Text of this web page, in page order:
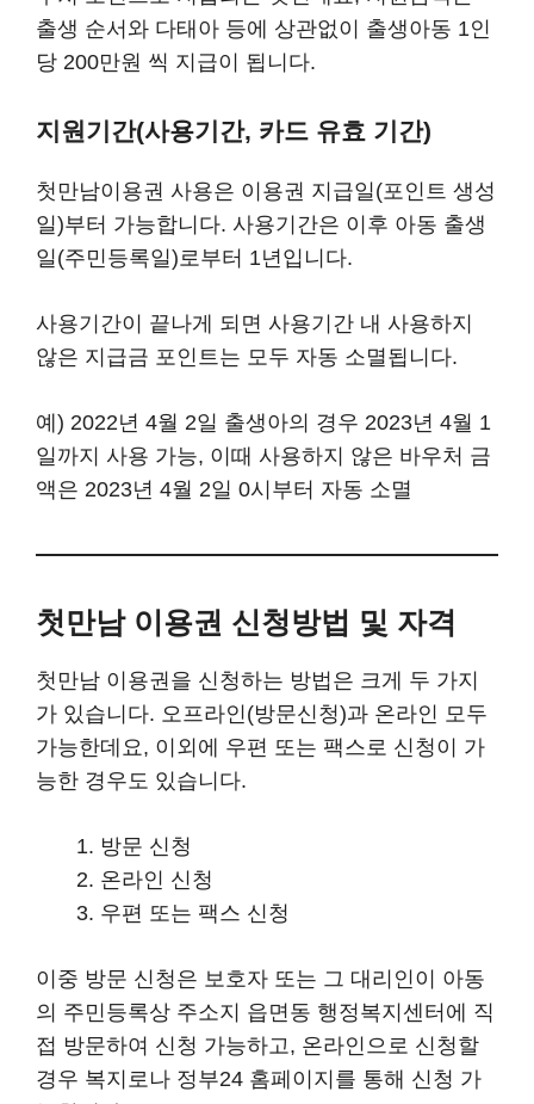
출생 순서와 다태아 등에 상관없이 출생아동 1인
당 200만원 씩 지급이 됩니다.
지원기간(사용기간, 카드 유효 기간)
첫만남이용권 사용은 이용권 지급일(포인트 생성
일)부터 가능합니다. 사용기간은 이후 아동 출생
일(주민등록일)로부터 1년입니다.
사용기간이 끝나게 되면 사용기간 내 사용하지
않은 지급금 포인트는 모두 자동 소멸됩니다.
예) 2022년 4월 2일 출생아의 경우 2023년 4월 1
일까지 사용 가능, 이때 사용하지 않은 바우처 금
액은 2023년 4월 2일 0시부터 자동 소멸
첫만남 이용권 신청방법 및 자격
첫만남 이용권을 신청하는 방법은 크게 두 가지
가 있습니다. 오프라인(방문신청)과 온라인 모두
가능한데요, 이외에 우편 또는 팩스로 신청이 가
능한 경우도 있습니다.
방문 신청
온라인 신청
우편 또는 팩스 신청
이중 방문 신청은 보호자 또는 그 대리인이 아동
의 주민등록상 주소지 읍면동 행정복지센터에 직
접 방문하여 신청 가능하고, 온라인으로 신청할
경우 복지로나 정부24 홈페이지를 통해 신청 가